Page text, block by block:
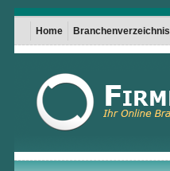
Home Branchenverzeichnis